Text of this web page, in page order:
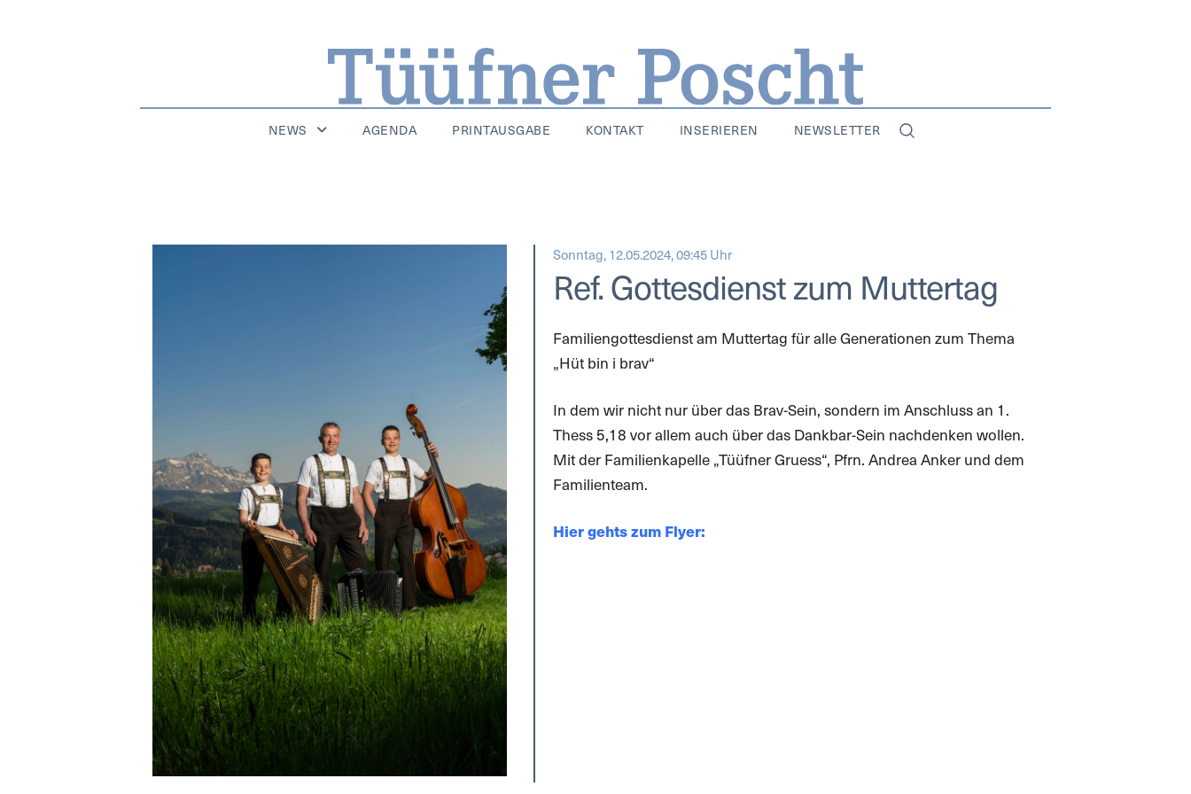
NEWS AGENDA PRINTAUSGABE KONTAKT INSERIEREN NEWSLETTER
Sonntag, 12.05.2024, 09:45 Uhr
Ref. Gottesdienst zum Muttertag
Familiengottesdienst am Muttertag für alle Generationen zum Thema
„Hüt bin i brav“
In dem wir nicht nur über das Brav-Sein, sondern im Anschluss an 1.
Thess 5,18 vor allem auch über das Dankbar-Sein nachdenken wollen.
Mit der Familienkapelle „Tüüfner Gruess“, Pfrn. Andrea Anker und dem
Familienteam.
Hier gehts zum Flyer: